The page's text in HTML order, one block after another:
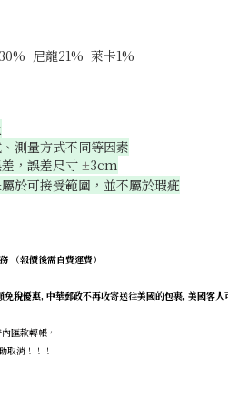
尼龍21% 萊卡1%
測量方式不同等因素
，誤差尺寸 ±3cm
於可接受範圍，並不屬於瑕疵
（報價後需自費運費）
稅優惠, 中華郵政不再收寄送往美國的包裹, 美國客
匯款轉帳，
取消！！！